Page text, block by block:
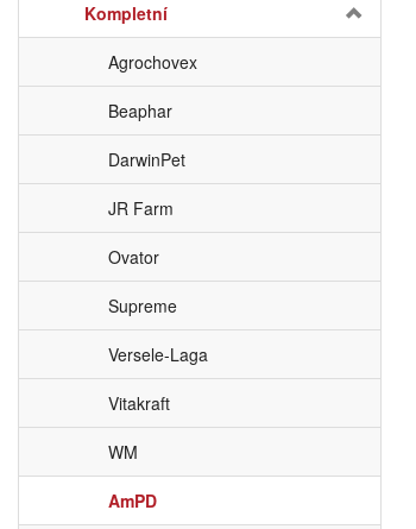
Kompletní
Agrochovex
Beaphar
DarwinPet
JR Farm
Ovator
Supreme
Versele-Laga
Vitakraft
WM
AmPD